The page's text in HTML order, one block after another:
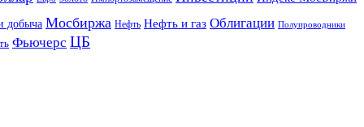
добыча Мосбиржа Нефть Нефть и газ Облигации Полупроводники
Фьючерс ЦБ